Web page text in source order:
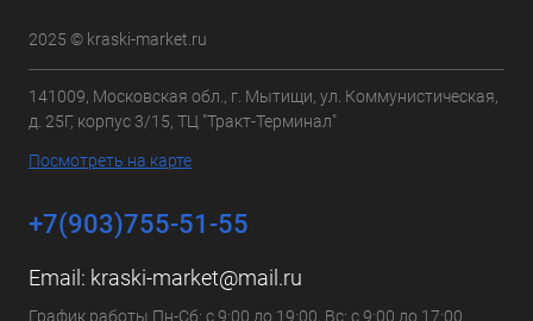
2025 © kraski-market.ru
141009, Московская обл., г. Мытищи, ул. Коммунистическая,
д. 25Г, корпус 3/15, ТЦ "Тракт-Терминал"
Посмотреть на карте
+7(903)755-51-55
Email: kraski-market@mail.ru
График работы Пн-Сб: с 9:00 до 19:00, Вс: с 9:00 до 17:00